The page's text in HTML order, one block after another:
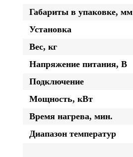
Габариты в упаковке, мм
Установка
Вес, кг
Напряжение питания, В
Подключение
Мощность, кВт
Время нагрева, мин.
Диапазон температур